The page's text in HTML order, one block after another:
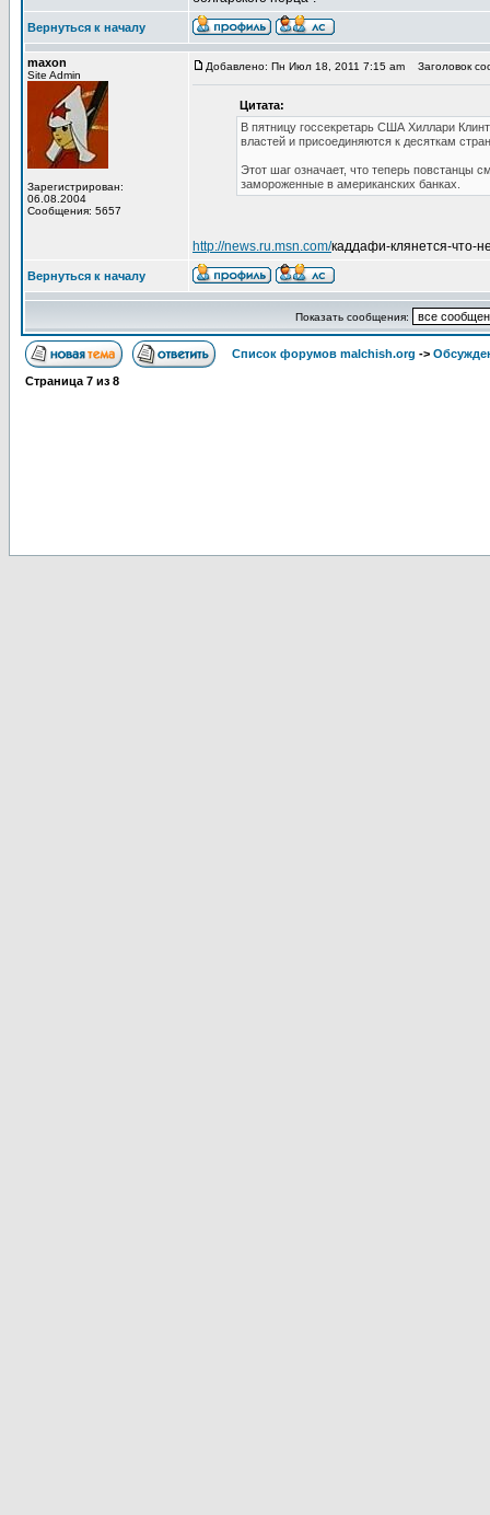
Вернуться к началу
maxon
Site Admin
Зарегистрирован:
06.08.2004
Сообщения: 5657
Добавлено: Пн Июл 18, 2011 7:15 am Заголовок
Цитата:
В пятницу госсекретарь США Хиллари
властей и присоединяются к десяткам
Этот шаг означает, что теперь повстанцы
замороженные в американских банках.
http://news.ru.msn.com/каддафи-клянется-что-
Вернуться к началу
Показать сообщения:
Список форумов malchish.org ->
Страница 7 из 8